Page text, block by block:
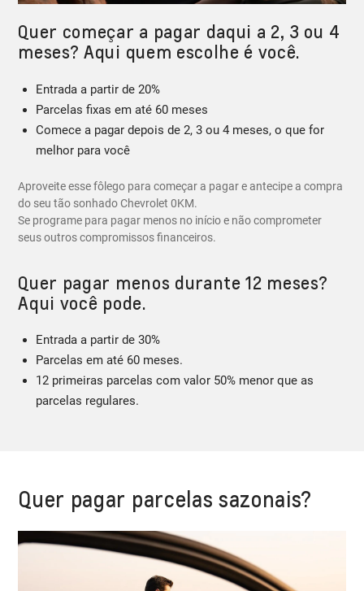
Quer começar a pagar daqui a 2, 3 ou 4
meses? Aqui quem escolhe é você.
Entrada a partir de 20%
Parcelas fixas em até 60 meses
Comece a pagar depois de 2, 3 ou 4 meses, o que for
melhor para você
Aproveite esse fôlego para começar a pagar e antecipe a compra
do seu tão sonhado Chevrolet 0KM.
Se programe para pagar menos no início e não comprometer
seus outros compromissos financeiros.
Quer pagar menos durante 12 meses?
Aqui você pode.
Entrada a partir de 30%
Parcelas em até 60 meses.
12 primeiras parcelas com valor 50% menor que as
parcelas regulares.
Quer pagar parcelas sazonais?